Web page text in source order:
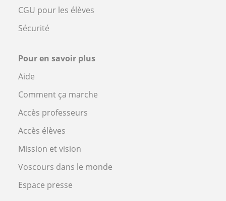
CGU pour les élèves
Sécurité
Pour en savoir plus
Aide
Comment ça marche
Accès professeurs
Accès élèves
Mission et vision
Voscours dans le monde
Espace presse